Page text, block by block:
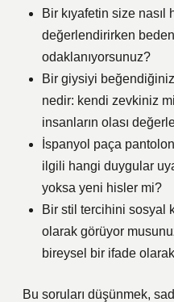
Bir kıyafetin size nasıl
değerlendirirken
odaklanıyorsunuz?
Bir giysiyi
nedir: kendi zevkiniz
insanların olası
İspanyol paça
ilgili hangi duygular
yoksa yeni hisler mi?
Bir stil tercihini sosyal
olarak görüyor
bireysel bir ifade olarak
Bu soruları düşünmek,